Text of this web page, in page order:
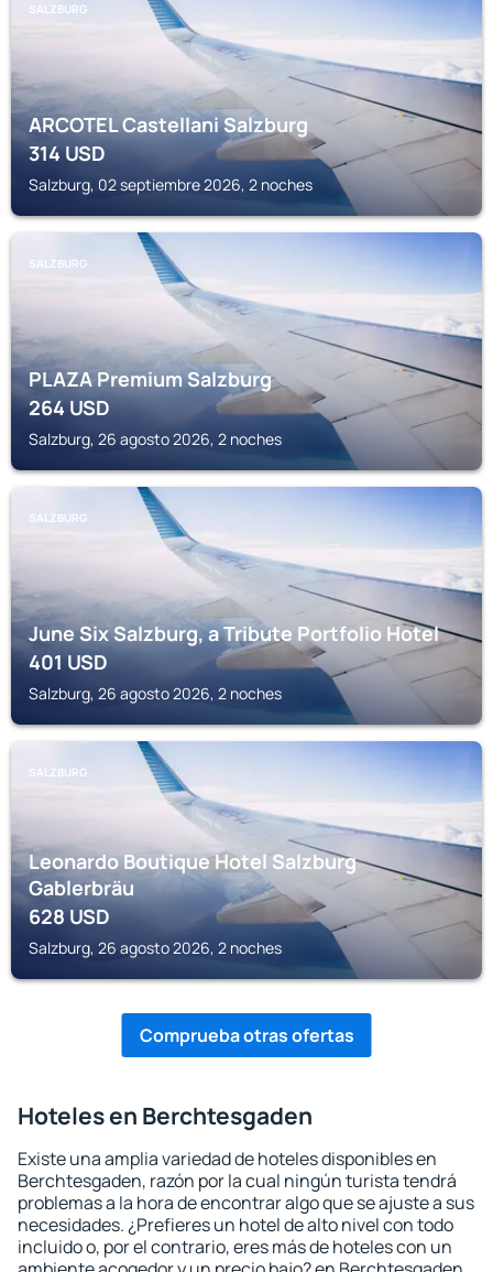
SALZBURG
ARCOTEL Castellani Salzburg
314USD
Salzburg, 02 septiembre 2026, 2 noches
SALZBURG
PLAZA Premium Salzburg
264USD
Salzburg, 26 agosto 2026, 2 noches
SALZBURG
June Six Salzburg, a Tribute Portfolio Hotel
401USD
Salzburg, 26 agosto 2026, 2 noches
SALZBURG
Leonardo Boutique Hotel Salzburg
Gablerbräu
628USD
Salzburg, 26 agosto 2026, 2 noches
Comprueba otras ofertas
Hoteles en Berchtesgaden
Existe una amplia variedad de hoteles disponibles en
Berchtesgaden, razón por la cual ningún turista tendrá
problemas a la hora de encontrar algo que se ajuste a sus
necesidades. ¿Prefieres un hotel de alto nivel con todo
incluido o, por el contrario, eres más de hoteles con un